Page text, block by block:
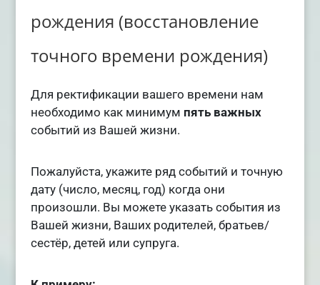
рождения (восстановление
точного времени рождения)
Для ректификации вашего времени нам
необходимо как минимум пять важных
событий из Вашей жизни.
Пожалуйста, укажите ряд событий и точную
дату (число, месяц, год) когда они
произошли. Вы можете указать события из
Вашей жизни, Ваших родителей, братьев/
сестёр, детей или супруга.